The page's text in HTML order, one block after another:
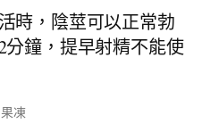
時，陰莖可以正常勃
鐘，提早射精不能使
凍